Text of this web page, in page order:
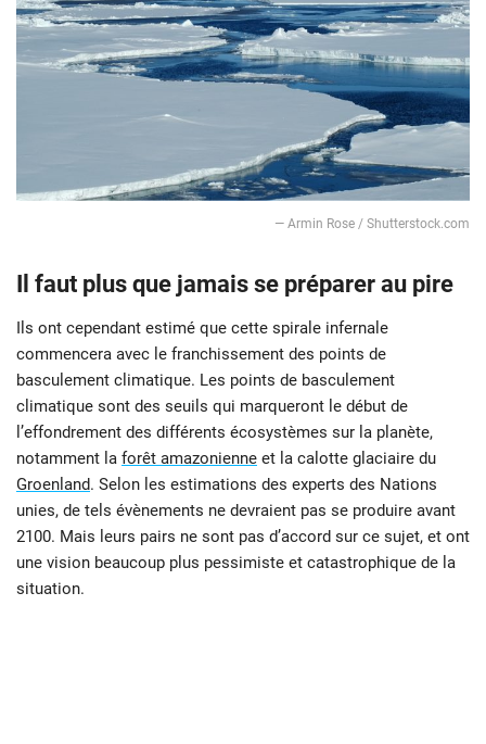
— Armin Rose / Shutterstock.com
Il faut plus que jamais se préparer au pire
Ils ont cependant estimé que cette spirale infernale
commencera avec le franchissement des points de
basculement climatique. Les points de basculement
climatique sont des seuils qui marqueront le début de
l’effondrement des différents écosystèmes sur la planète,
notamment la forêt amazonienne et la calotte glaciaire du
Groenland. Selon les estimations des experts des Nations
unies, de tels évènements ne devraient pas se produire avant
2100. Mais leurs pairs ne sont pas d’accord sur ce sujet, et ont
une vision beaucoup plus pessimiste et catastrophique de la
situation.